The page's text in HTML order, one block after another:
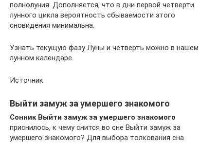
полнолуния. Дополняется, что в дни первой четверти
лунного цикла вероятность сбываемости этого
сновидения минимальна.
Узнать текущую фазу Луны и четверть можно в нашем
лунном календаре.
Источник
Выйти замуж за умершего знакомого
Сонник Выйти замуж за умершего знакомого
приснилось, к чему снится во сне Выйти замуж за
умершего знакомого? Для выбора толкования сна